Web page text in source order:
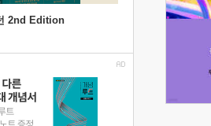
2nd Edition